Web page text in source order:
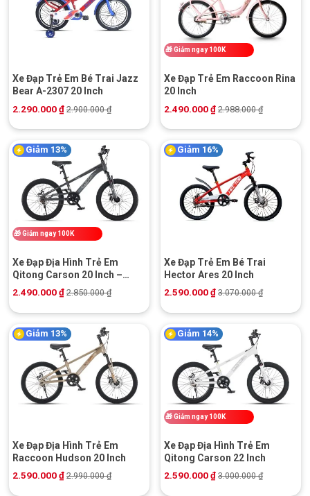
Xe Đạp Trẻ Em Bé Trai Jazz
Bear A-2307 20 Inch
2.290.000₫ 2.900.000₫
🎁Giảm ngay 100K
Xe Đạp Trẻ Em Raccoon Rina
20 Inch
2.490.000₫ 2.988.000₫
Giảm 13%
🎁Giảm ngay 100K
Xe Đạp Địa Hình Trẻ Em
Qitong Carson 20 Inch –
Phanh Đĩa Cơ
2.490.000₫ 2.850.000₫
Giảm 16%
Xe Đạp Trẻ Em Bé Trai
Hector Ares 20 Inch
2.590.000₫ 3.070.000₫
Giảm 13%
Xe Đạp Địa Hình Trẻ Em
Raccoon Hudson 20 Inch
2.590.000₫ 2.990.000₫
Giảm 14%
🎁Giảm ngay 100K
Xe Đạp Địa Hình Trẻ Em
Qitong Carson 22 Inch
2.590.000₫ 3.000.000₫